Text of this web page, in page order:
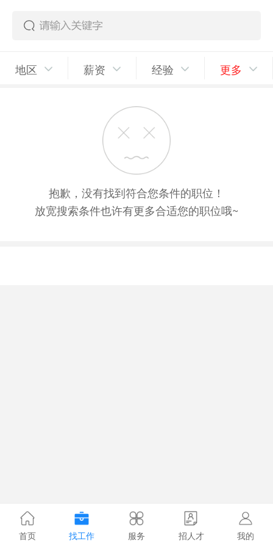
地区 薪资 经验 更多
抱歉，没有找到符合您条件的职位！
放宽搜索条件也许有更多合适您的职位哦~
首页 找工作 服务 招人才 我的